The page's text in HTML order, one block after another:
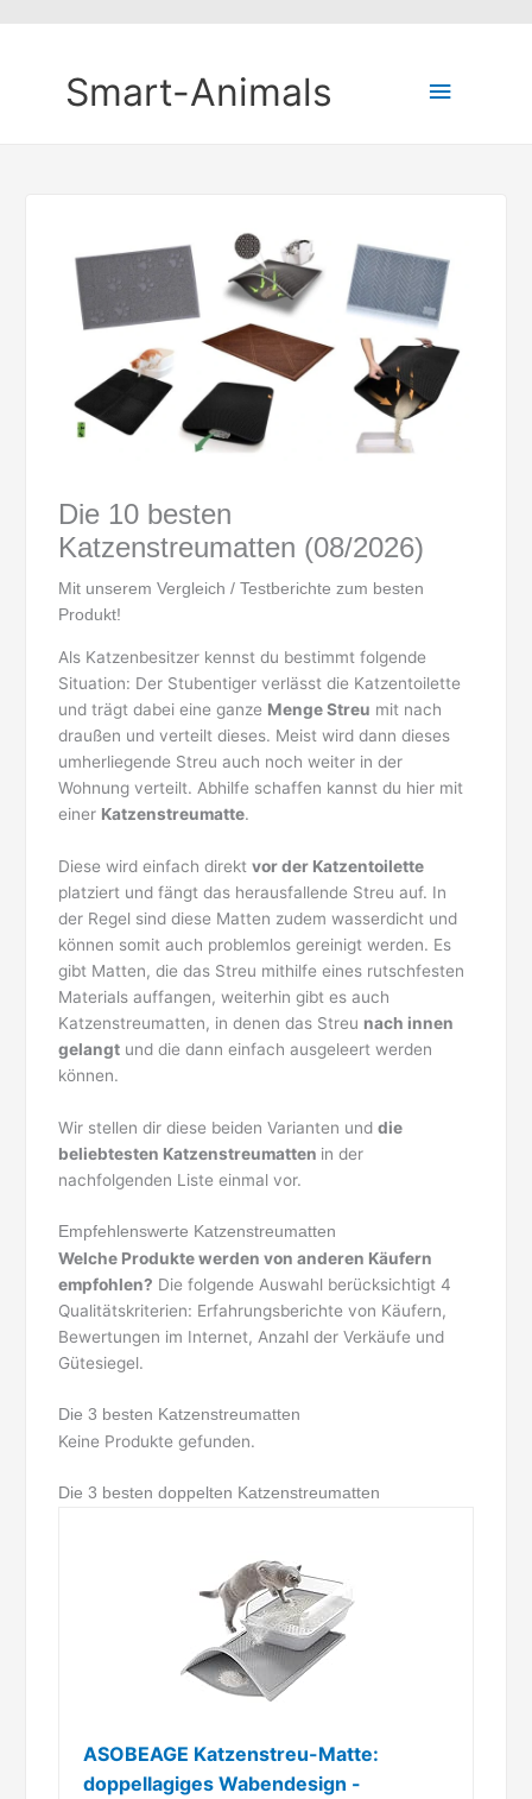
Smart-Animals
Die 10 besten
Katzenstreumatten (08/2026)
Mit unserem Vergleich / Testberichte zum besten
Produkt!
Als Katzenbesitzer kennst du bestimmt folgende
Situation: Der Stubentiger verlässt die Katzentoilette
und trägt dabei eine ganze Menge Streu mit nach
draußen und verteilt dieses. Meist wird dann dieses
umherliegende Streu auch noch weiter in der
Wohnung verteilt. Abhilfe schaffen kannst du hier mit
einer Katzenstreumatte.
Diese wird einfach direktvor der Katzentoilette
platziert und fängt das herausfallende Streu auf. In
der Regel sind diese Matten zudem wasserdicht und
können somit auch problemlos gereinigt werden. Es
gibt Matten, die das Streu mithilfe eines rutschfesten
Materials auffangen, weiterhin gibt es auch
Katzenstreumatten, in denen das Streu nach innen
gelangt und die dann einfach ausgeleert werden
können.
Wir stellen dir diese beiden Varianten unddie
beliebtesten Katzenstreumatten in der
nachfolgenden Liste einmal vor.
Empfehlenswerte Katzenstreumatten
Welche Produkte werden von anderen Käufern
empfohlen? Die folgende Auswahl berücksichtigt 4
Qualitätskriterien: Erfahrungsberichte von Käufern,
Bewertungen im Internet, Anzahl der Verkäufe und
Gütesiegel.
Die 3 besten Katzenstreumatten
Keine Produkte gefunden.
Die 3 besten doppelten Katzenstreumatten
ASOBEAGE Katzenstreu-Matte:
doppellagiges Wabendesign -